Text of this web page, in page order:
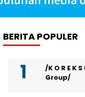
BERITA POPULER
/K O R E K
Group/